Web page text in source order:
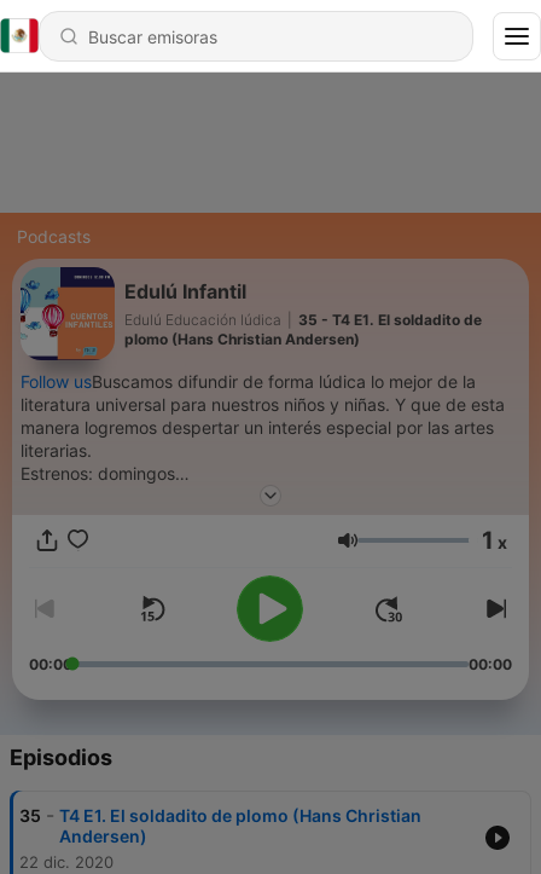
Podcasts
Edulú Infantil
Edulú Educación lúdica
35 - T4 E1. El soldadito de
plomo (Hans Christian Andersen)
Follow usBuscamos difundir de forma lúdica lo mejor de la
literatura universal para nuestros niños y niñas. Y que de esta
manera logremos despertar un interés especial por las artes
literarias.
Estrenos: domingos
Volumen 1 x
00:00 00:00
Episodios
35 - T4 E1. El soldadito de plomo (Hans Christian
Andersen)
22 dic. 2020